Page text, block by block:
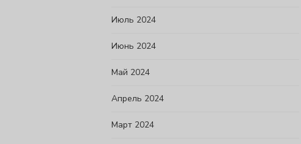
Июль 2024
Июнь 2024
Май 2024
Апрель 2024
Март 2024